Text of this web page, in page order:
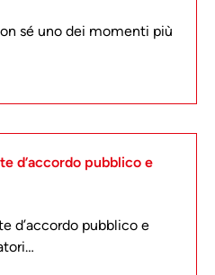
sé uno dei momenti più
d’accordo pubblico e
d’accordo pubblico e